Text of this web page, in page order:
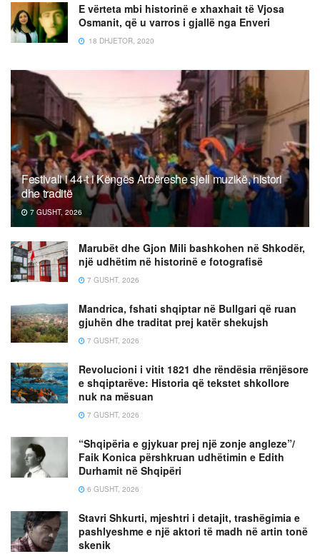
E vërteta mbi historinë e xhaxhait të Vjosa
Osmanit, që u varros i gjallë nga Enveri
18 DHJETOR, 2020
Festivali i 44-t i Këngës Arbëreshe sjell muzikë, histori
dhe traditë
7 GUSHT, 2026
Marubët dhe Gjon Mili bashkohen në Shkodër,
një udhëtim në historinë e fotografisë
7 GUSHT, 2026
Mandrica, fshati shqiptar në Bullgari që ruan
gjuhën dhe traditat prej katër shekujsh
7 GUSHT, 2026
Revolucioni i vitit 1821 dhe rëndësia rrënjësore
e shqiptarëve: Historia që tekstet shkollore
nuk na mësuan
7 GUSHT, 2026
“Shqipëria e gjykuar prej një zonje angleze”/
Faik Konica përshkruan udhëtimin e Edith
Durhamit në Shqipëri
6 GUSHT, 2026
Stavri Shkurti, mjeshtri i detajit, trashëgimia e
pashlyeshme e një aktori të madh në artin tonë
skenik